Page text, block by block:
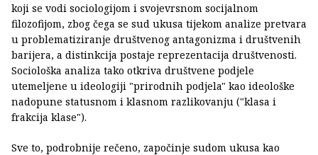
koji se vodi sociologijom i svojevrsnom socijalnom
filozofijom, zbog čega se sud ukusa tijekom analize pretvara
u problematiziranje društvenog antagonizma i društvenih
barijera, a distinkcija postaje reprezentacija društvenosti.
Sociološka analiza tako otkriva društvene podjele
utemeljene u ideologiji "prirodnih podjela" kao ideološke
nadopune statusnom i klasnom razlikovanju ("klasa i
frakcija klase").
Sve to, podrobnije rečeno, započinje sudom ukusa kao